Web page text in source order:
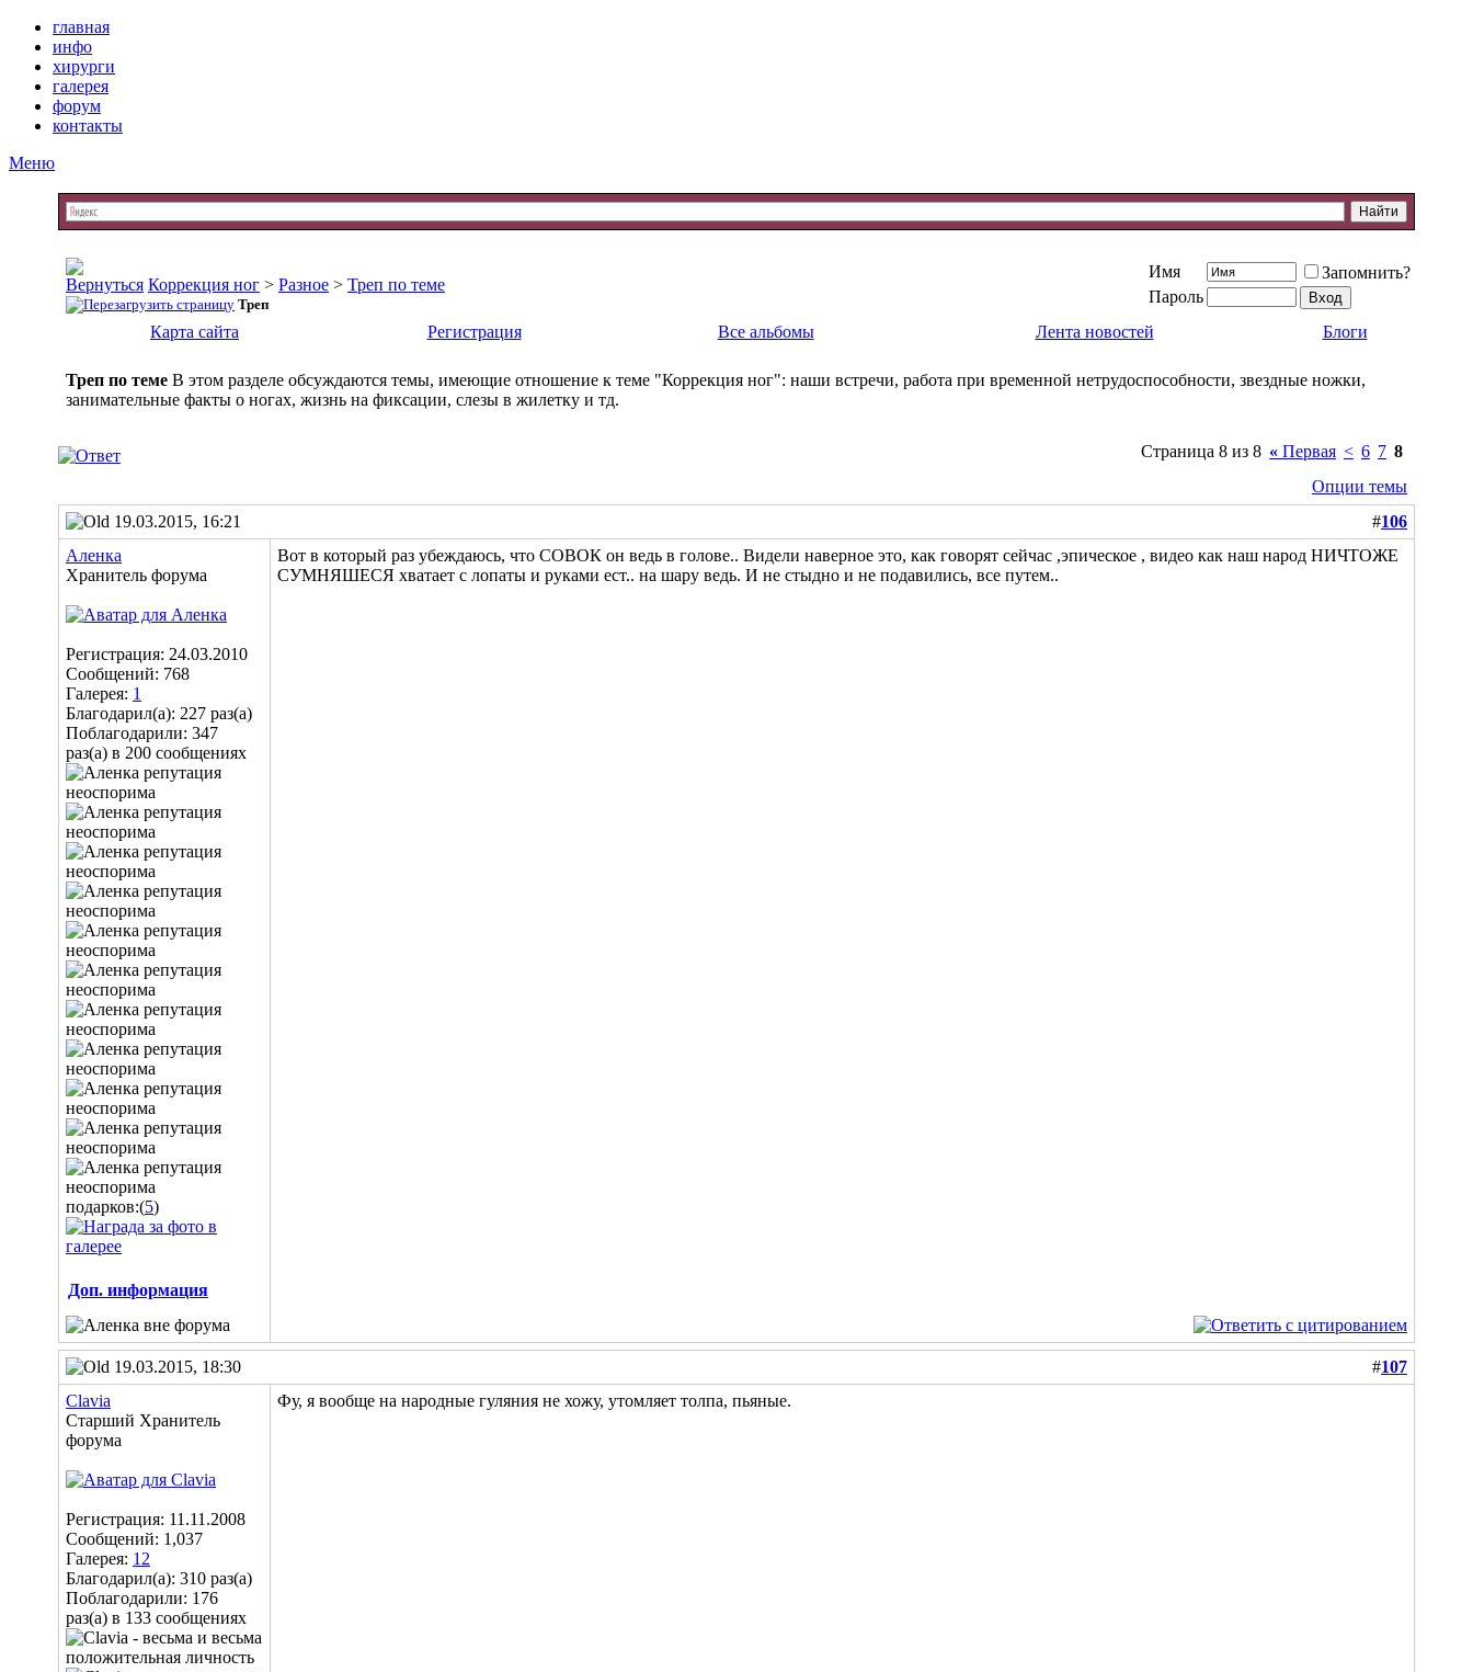
главная
инфо
хирурги
галерея
форум
контакты
Меню
Коррекция ног > Разное > Треп по теме
Треп
Имя
Запомнить?
Пароль
Карта сайта
Регистрация Все альбомы Лента новостей Блоги
Треп по теме В этом разделе обсуждаются темы, имеющие отношение к теме "Коррекция ног": наши встречи, работа при временной нетрудоспособности, звездные ножки,
занимательные факты о ногах, жизнь на фиксации, слезы в жилетку и тд.
Страница 8 из 8 « Первая < 6 7 8
Опции темы
19.03.2015, 16:21
#106
Аленка
Хранитель форума
Регистрация: 24.03.2010
Сообщений: 768
Галерея: 1
Благодарил(а): 227 раз(а)
Поблагодарили: 347
раз(а) в 200 сообщениях
подарков:(5)
Доп. информация
Вот в который раз убеждаюсь, что СОВОК он ведь в голове.. Видели наверное это, как говорят сейчас ,эпическое , видео как наш народ НИЧТОЖЕ
СУМНЯШЕСЯ хватает с лопаты и руками ест.. на шару ведь. И не стыдно и не подавились, все путем..
19.03.2015, 18:30 #107
Clavia
Старший Хранитель
форума
Регистрация: 11.11.2008
Сообщений: 1,037
Галерея: 12
Благодарил(а): 310 раз(а)
Поблагодарили: 176
раз(а) в 133 сообщениях
Фу, я вообще на народные гуляния не хожу, утомляет толпа, пьяные.